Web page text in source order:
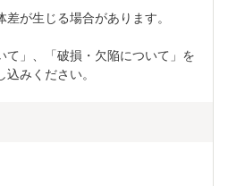
差が生じる場合があります。
て」、「破損・欠陥について」を
みください。